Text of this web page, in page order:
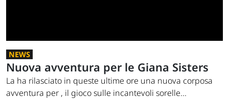
NEWS
Nuova avventura per le Giana Sisters
La ha rilasciato in queste ultime ore una nuova corposa
avventura per , il gioco sulle incantevoli sorelle...